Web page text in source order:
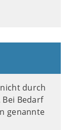
durch
Bedarf
genannte